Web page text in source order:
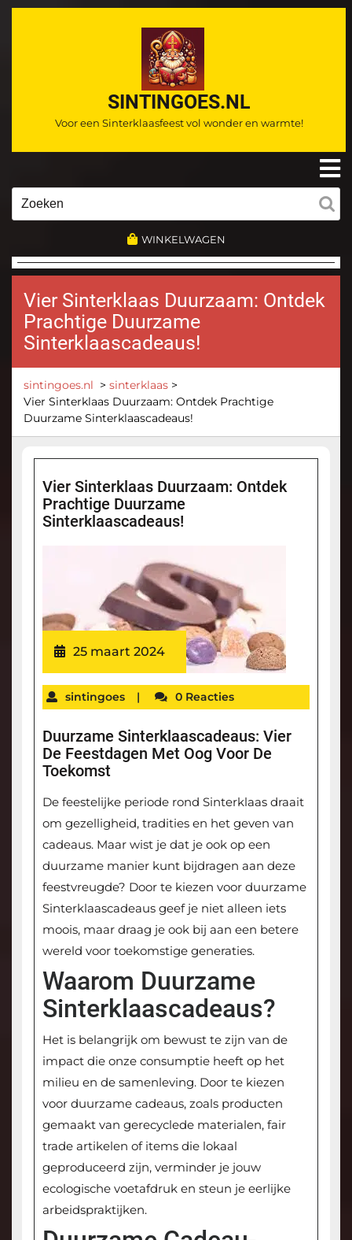
Ga
SINTINGOES.NL
Voor een Sinterklaasfeest vol wonder en warmte!
WINKELWAGEN
Vier Sinterklaas Duurzaam: Ontdek
Prachtige Duurzame
Sinterklaascadeaus!
sintingoes.nl > sinterklaas >
Vier Sinterklaas Duurzaam: Ontdek Prachtige
Duurzame Sinterklaascadeaus!
Vier Sinterklaas Duurzaam: Ontdek
Prachtige Duurzame
Sinterklaascadeaus!
25 maart 2024
sintingoes | 0 Reacties
Duurzame Sinterklaascadeaus: Vier
De Feestdagen Met Oog Voor De
Toekomst
De feestelijke periode rond Sinterklaas draait
om gezelligheid, tradities en het geven van
cadeaus. Maar wist je dat je ook op een
duurzame manier kunt bijdragen aan deze
feestvreugde? Door te kiezen voor duurzame
Sinterklaascadeaus geef je niet alleen iets
moois, maar draag je ook bij aan een betere
wereld voor toekomstige generaties.
Waarom Duurzame
Sinterklaascadeaus?
Het is belangrijk om bewust te zijn van de
impact die onze consumptie heeft op het
milieu en de samenleving. Door te kiezen
voor duurzame cadeaus, zoals producten
gemaakt van gerecyclede materialen, fair
trade artikelen of items die lokaal
geproduceerd zijn, verminder je jouw
ecologische voetafdruk en steun je eerlijke
arbeidspraktijken.